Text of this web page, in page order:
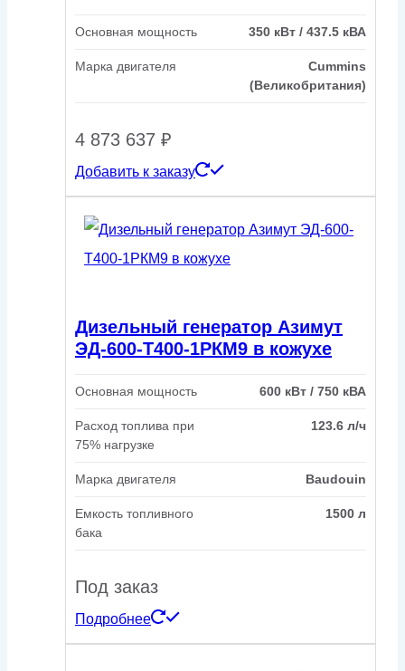
Основная мощность 350 кВт / 437.5 кВА
Марка двигателя
Cummins
(Великобритания)
4 873 637 ₽
Добавить к заказу
Дизельный генератор Азимут
ЭД-600-Т400-1РКМ9 в кожухе
Основная мощность 600 кВт / 750 кВА
Расход топлива при
75% нагрузке
123.6 л/ч
Марка двигателя Baudouin
Емкость топливного
бака
1500 л
Под заказ
Подробнее